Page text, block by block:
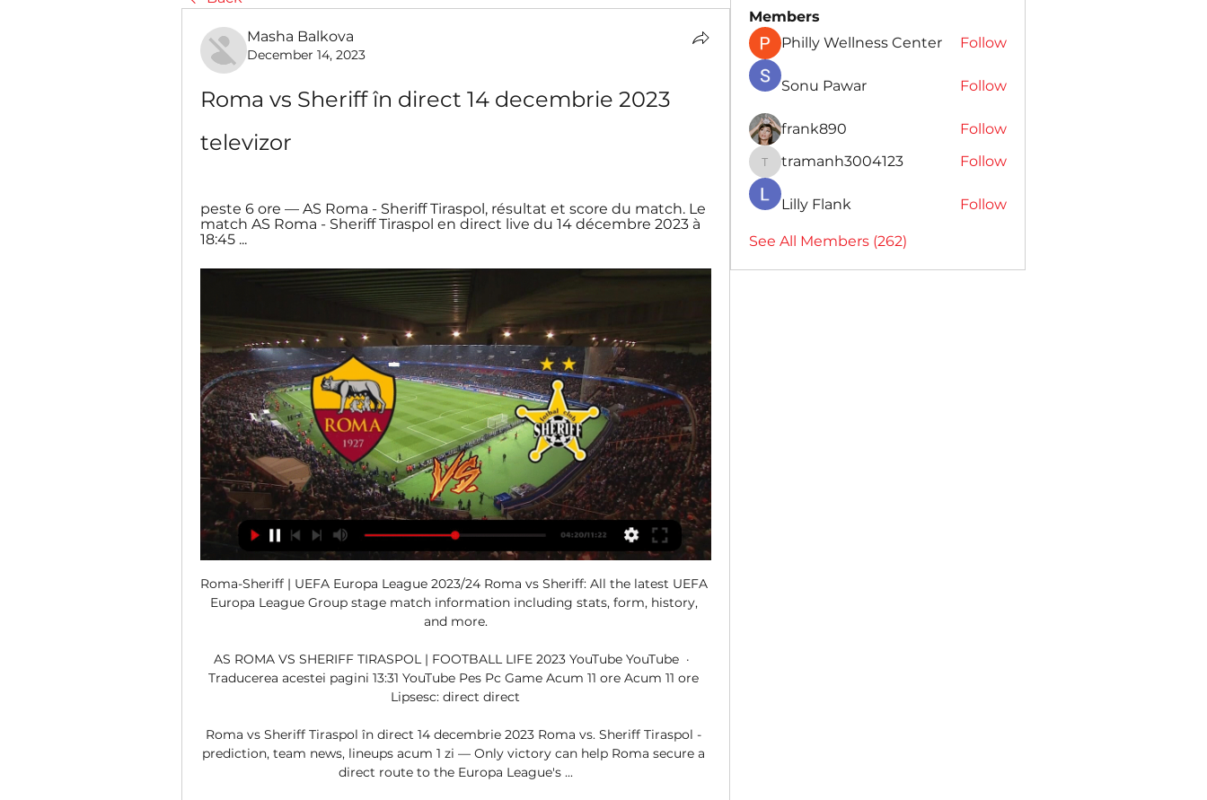
Masha Balkova
December 14, 2023
Roma vs Sheriff în direct 14 decembrie 2023
televizor
peste 6 ore — AS Roma - Sheriff Tiraspol, résultat et score du match. Le
match AS Roma - Sheriff Tiraspol en direct live du 14 décembre 2023 à
18:45 ...
Roma-Sheriff | UEFA Europa League 2023/24 Roma vs Sheriff: All the latest UEFA
Europa League Group stage match information including stats, form, history,
and more.
AS ROMA VS SHERIFF TIRASPOL | FOOTBALL LIFE 2023 YouTube YouTube  ·
Traducerea acestei pagini 13:31 YouTube Pes Pc Game Acum 11 ore Acum 11 ore
Lipsesc: direct direct
Roma vs Sheriff Tiraspol în direct 14 decembrie 2023 Roma vs. Sheriff Tiraspol -
prediction, team news, lineups acum 1 zi — Only victory can help Roma secure a
direct route to the Europa League's ...
Members
Philly Wellness Center
Follow
Sonu Pawar Follow
frank890 Follow
tramanh3004123
tramanh3004123 Follow
Lilly Flank Follow
See All Members (262)